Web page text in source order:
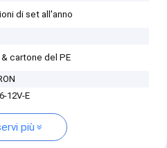
di set all'anno
& cartone del PE
12V-E
più